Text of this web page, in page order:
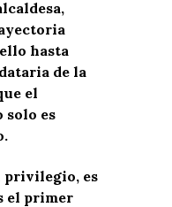
hasta
de la
el
solo es
privilegio, es
el primer